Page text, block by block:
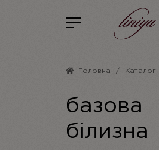
Головна Каталог
базова
білизна